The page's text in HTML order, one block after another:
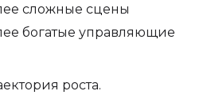
Width
сложные сцены
богатые управляющие
роста.